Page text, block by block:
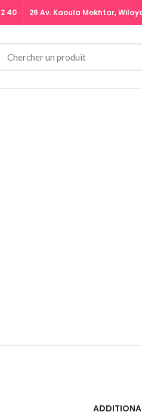
40 26 Av. Kaoula Mokhtar,